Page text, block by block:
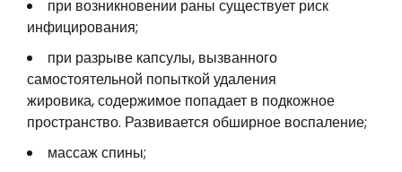
при возникновении раны существует риск
инфицирования;
при разрыве капсулы, вызванного
самостоятельной попыткой удаления
жировика, содержимое попадает в подкожное
пространство. Развивается обширное воспаление;
массаж спины;